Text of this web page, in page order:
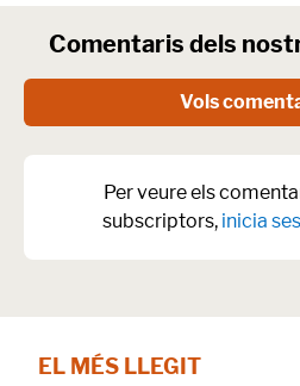
Comentaris dels
Vols
Per veure els
subscriptors, inicia
EL MÉS LLEGIT